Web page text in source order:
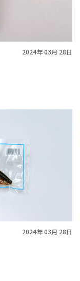
2024年 03月 28日
2024年 03月 28日